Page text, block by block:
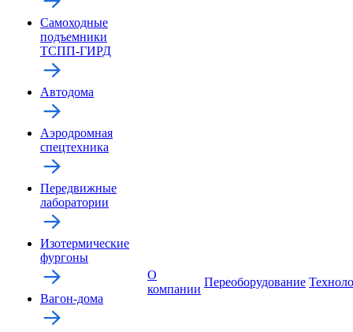
Самоходные
подъемники
ТСПП-ГИРД
Автодома
Аэродромная
спецтехника
Передвижные
лаборатории
Изотермические
фургоны
Вагон-дома
О
компании
Переоборудование